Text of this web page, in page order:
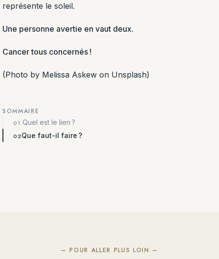
SOMMAIRE
Quel est le lien ?
Que faut-il faire ?
représente le soleil.
Une personne avertie en vaut deux.
Cancer tous concernés !
(Photo by Melissa Askew on Unsplash)
— POUR ALLER PLUS LOIN —